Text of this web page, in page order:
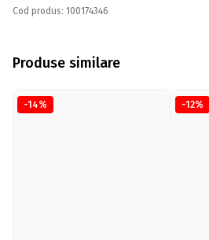
Cod produs: 100174346
Produse similare
-14% -12%